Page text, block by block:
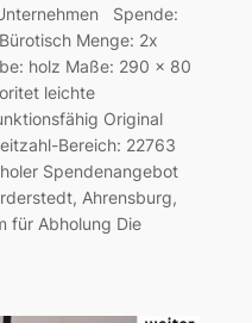
Spende:
Menge: 2x
holz Maße: 290 x 80
leichte
Original
Bereich: 22763
Spendenangebot
Ahrensburg,
für Abholung Die